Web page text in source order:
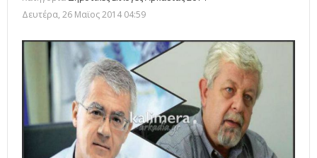
Δευτέρα, 26 Μαϊος 2014 04:59